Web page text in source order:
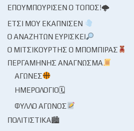
ΕΠΟΥΜΠΟΎΡΙΣΕΝ Ο ΤΌΠΟΣ!🌩
ΈΤΣΙ ΜΟΥ ΕΚΆΠΝΙΣΕΝ
Ο ΑΝΑΖΗΤΏΝ ΕΥΡΊΣΚΕΙ
Ο ΜΙΤΣΙΚΟΥΡΤΉΣ Ο ΜΠΌΜΠΙΡΑΣ
ΠΕΡΓΑΜΗΝΉΣ ΑΝΆΓΝΩΣΜΑ
ΑΓΏΝΕΣ
ΗΜΕΡΟΛΌΓΙΟ🗓
ΦΎΛΛΟ ΑΓΏΝΟΣ
ΠΟΛΙΤΙΣΤΙΚΆ🏙